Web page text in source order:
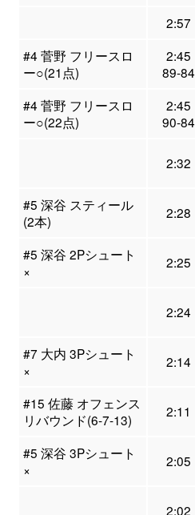
2:57
#4 菅野 フリースロ
ー○(21点)
2:45
89-84
#4 菅野 フリースロ
ー○(22点)
2:45
90-84
2:32
#5 深谷 スティール
(2本)
2:28
#5 深谷 2Pシュート
×
2:25
2:24
#7 大内 3Pシュート
×
2:14
#15 佐藤 オフェンス
リバウンド(6-7-13)
2:11
#5 深谷 3Pシュート
×
2:05
2:02